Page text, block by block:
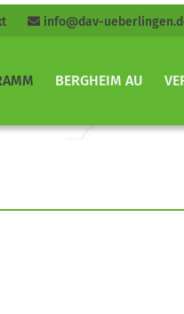
info@dav-
BERGHEIM AU